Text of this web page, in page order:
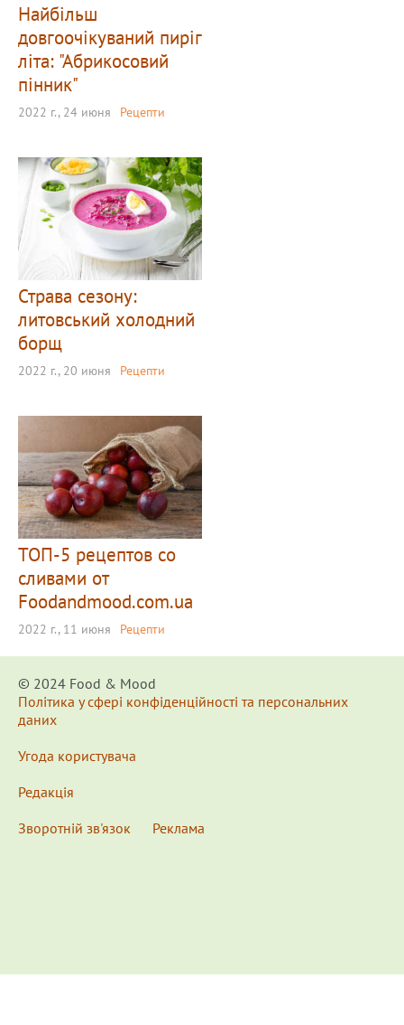
Найбільш
довгоочікуваний пиріг
літа: "Абрикосовий
пінник"
2022 г., 24 июня Рецепти
Страва сезону:
литовський холодний
борщ
2022 г., 20 июня Рецепти
ТОП-5 рецептов со
сливами от
Foodandmood.com.ua
2022 г., 11 июня Рецепти
© 2024 Food & Мood
Політика у сфері конфіденційності та персональних
даних
Угода користувача
Редакція
Зворотній зв'язок
Реклама